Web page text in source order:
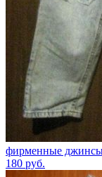
фирменные джинсы
180 руб.